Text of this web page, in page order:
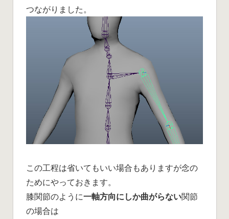
つながりました。
この工程は省いてもいい場合もありますが念の
ためにやっておきます。
膝関節のように一軸方向にしか曲がらない関節
の場合は